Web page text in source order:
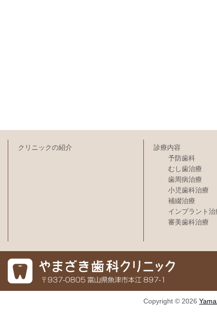
クリニックの紹介
診療内容
予防歯科
むし歯治療
歯周病治療
小児歯科治療
補綴治療
インプラント治
審美歯科治療
Copyright © 2026